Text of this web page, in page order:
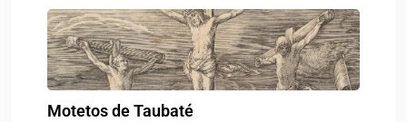
Motetos de Taubaté